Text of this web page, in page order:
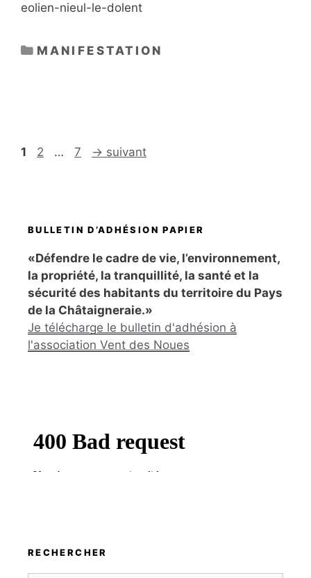
eolien-nieul-le-dolent
CATÉGORIES
MANIFESTATION
Page
1 Page
2 … Page
7 → suivant
BULLETIN D’ADHÉSION PAPIER
«Défendre le cadre de vie, l’environnement,
la propriété, la tranquillité, la santé et la
sécurité des habitants du territoire du Pays
de la Châtaigneraie.»
Je télécharge le bulletin d'adhésion à
l'association Vent des Noues
RECHERCHER